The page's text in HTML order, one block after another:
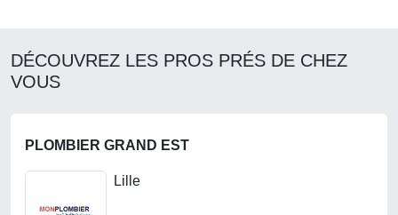
DÉCOUVREZ LES PROS PRÉS DE CHEZ
VOUS
PLOMBIER GRAND EST
Lille